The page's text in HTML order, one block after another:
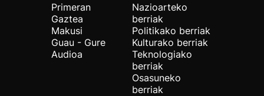
Primeran
Gaztea
Makusi
Guau - Gure
Audioa
Nazioarteko
berriak
Politikako berriak
Kulturako berriak
Teknologiako
berriak
Osasuneko
berriak